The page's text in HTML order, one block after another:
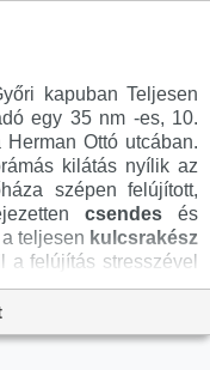
kapuban Teljesen
egy 35 nm -es, 10.
Ottó utcában.
kilátás nyílik az
szépen felújított,
csendes és
teljesen kulcsrakész
a felújítás stresszével
is, aki
vételárrész (10%)
belülkulcsrakészen